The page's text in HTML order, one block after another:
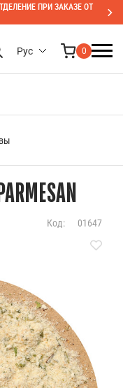
ПРИ ЗАКАЗЕ ОТ
Рус 0
Код: 01647